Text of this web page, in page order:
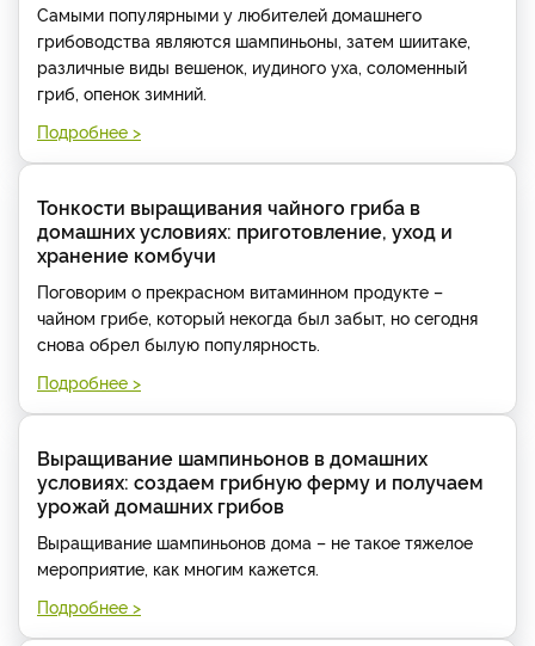
Самыми популярными у любителей домашнего
грибоводства являются шампиньоны, затем шиитаке,
различные виды вешенок, иудиного уха, соломенный
гриб, опенок зимний.
Подробнее >
Тонкости выращивания чайного гриба в
домашних условиях: приготовление, уход и
хранение комбучи
Поговорим о прекрасном витаминном продукте –
чайном грибе, который некогда был забыт, но сегодня
снова обрел былую популярность.
Подробнее >
Выращивание шампиньонов в домашних
условиях: создаем грибную ферму и получаем
урожай домашних грибов
Выращивание шампиньонов дома – не такое тяжелое
мероприятие, как многим кажется.
Подробнее >